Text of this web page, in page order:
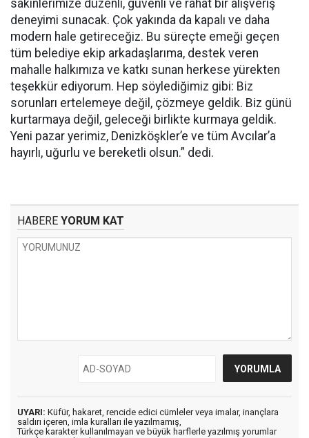
sakinlerimize düzenli, güvenli ve rahat bir alışveriş
deneyimi sunacak. Çok yakında da kapalı ve daha
modern hale getireceğiz. Bu süreçte emeği geçen
tüm belediye ekip arkadaşlarıma, destek veren
mahalle halkımıza ve katkı sunan herkese yürekten
teşekkür ediyorum. Hep söylediğimiz gibi: Biz
sorunları ertelemeye değil, çözmeye geldik. Biz günü
kurtarmaya değil, geleceği birlikte kurmaya geldik.
Yeni pazar yerimiz, Denizköşkler’e ve tüm Avcılar’a
hayırlı, uğurlu ve bereketli olsun.” dedi.
HABERE YORUM KAT
UYARI: Küfür, hakaret, rencide edici cümleler veya imalar, inançlara
saldırı içeren, imla kuralları ile yazılmamış,
Türkçe karakter kullanılmayan ve büyük harflerle yazılmış yorumlar